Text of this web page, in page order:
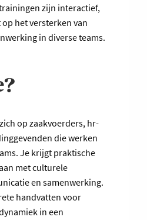
zijn interactief,
het versterken van
in diverse teams.
op zaakvoerders, hr-
die werken
Je krijgt praktische
met culturele
en samenwerking.
handvatten voor
in een